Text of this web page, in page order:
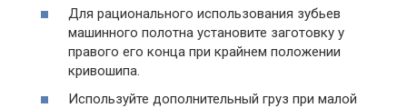
Для рационального использования зубьев
машинного полотна установите заготовку у
правого его конца при крайнем положении
кривошипа.
Используйте дополнительный груз при малой